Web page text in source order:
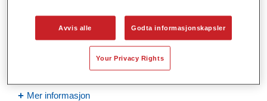
Promotor U2050​
02096030
4024669960303
Mer informasjon
Avvis alle Godta informasjonskapsler
Your Privacy Rights